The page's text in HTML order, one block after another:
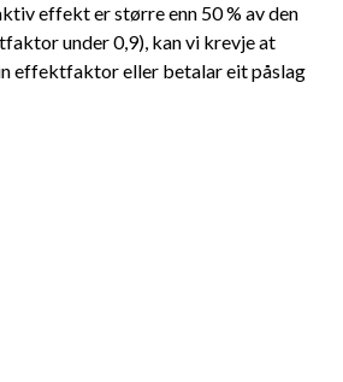
effekt er større enn 50 % av den
under 0,9), kan vi krevje at
effektfaktor eller betalar eit påslag